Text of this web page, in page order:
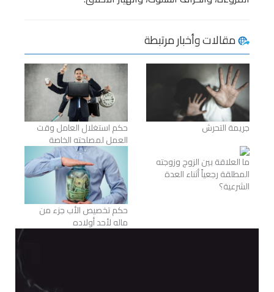
مقالات وأخبار مرتبطة
جريمة التحرش حكم استغلال العامل وقت
العمل لمصلحته الخاصة
ما العلاقة بين الزوج وزوجته
المطلقة رجعياً أثناء العدة
الشرعية؟
حكم تخصيص الأب جزء من
ماله لأحد أولاده